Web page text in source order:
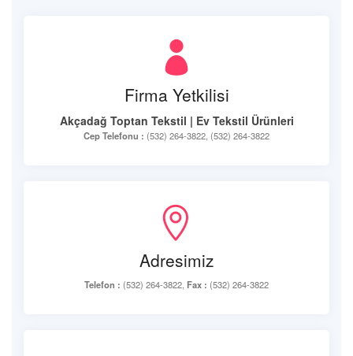
Firma Yetkilisi
Akçadağ Toptan Tekstil | Ev Tekstil Ürünleri
Cep Telefonu : (532) 264-3822, (532) 264-3822
Adresimiz
Telefon : (532) 264-3822, Fax : (532) 264-3822